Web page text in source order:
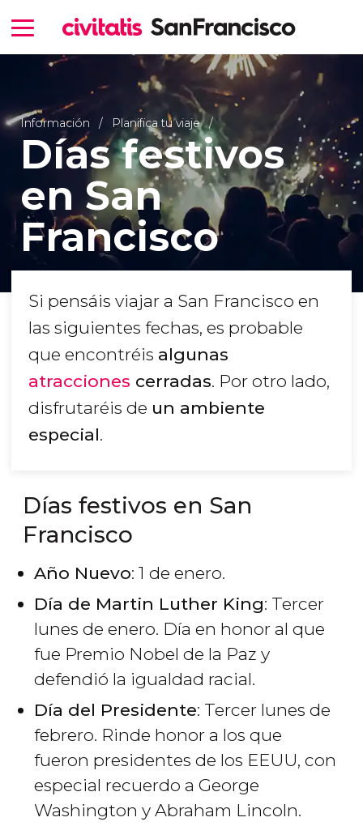
Información Planifica tu viaje
Días festivos
en San
Francisco
Si pensáis viajar a San Francisco en
las siguientes fechas, es probable
que encontréis algunas
atracciones cerradas. Por otro lado,
disfrutaréis de un ambiente
especial.
Días festivos en San
Francisco
Año Nuevo: 1 de enero.
Día de Martin Luther King: Tercer
lunes de enero. Día en honor al que
fue Premio Nobel de la Paz y
defendió la igualdad racial.
Día del Presidente: Tercer lunes de
febrero. Rinde honor a los que
fueron presidentes de los EEUU, con
especial recuerdo a George
Washington y Abraham Lincoln.